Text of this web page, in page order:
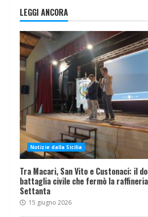
LEGGI ANCORA
Notizie dalla Sicilia
Tra Macari, San Vito e Custonaci: il
battaglia civile che fermò la
Settanta
15 giugno 2026